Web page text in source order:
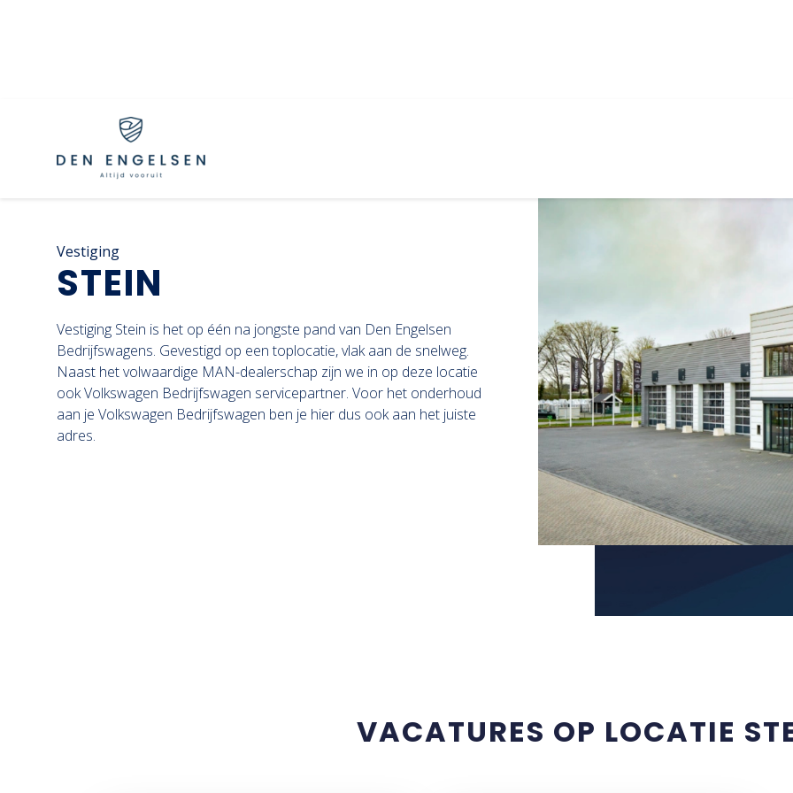
Vestiging
STEIN
Vestiging Stein is het op één na jongste pand van Den Engelsen
Bedrijfswagens. Gevestigd op een toplocatie, vlak aan de snelweg.
Naast het volwaardige MAN-dealerschap zijn we in op deze locatie
ook Volkswagen Bedrijfswagen servicepartner. Voor het onderhoud
aan je Volkswagen Bedrijfswagen ben je hier dus ook aan het juiste
adres.
VACATURES OP LOCATIE